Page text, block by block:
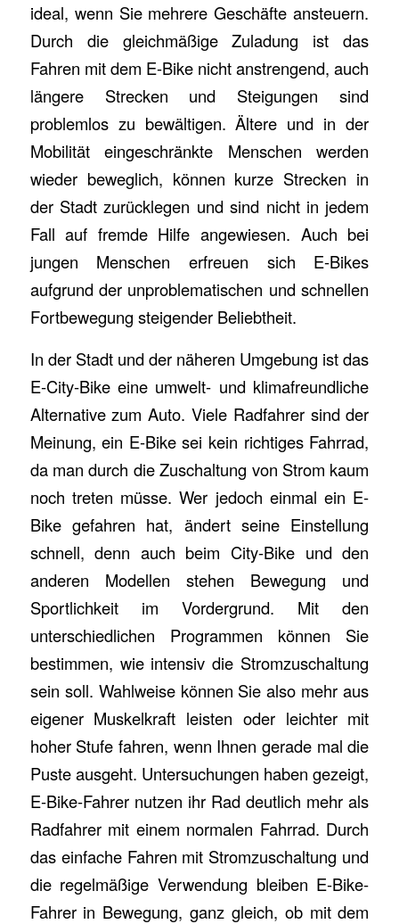
ideal, wenn Sie mehrere Geschäfte ansteuern.
Durch die gleichmäßige Zuladung ist das
Fahren mit dem E-Bike nicht anstrengend, auch
längere Strecken und Steigungen sind
problemlos zu bewältigen. Ältere und in der
Mobilität eingeschränkte Menschen werden
wieder beweglich, können kurze Strecken in
der Stadt zurücklegen und sind nicht in jedem
Fall auf fremde Hilfe angewiesen. Auch bei
jungen Menschen erfreuen sich E-Bikes
aufgrund der unproblematischen und schnellen
Fortbewegung steigender Beliebtheit.
In der Stadt und der näheren Umgebung ist das
E-City-Bike eine umwelt- und klimafreundliche
Alternative zum Auto. Viele Radfahrer sind der
Meinung, ein E-Bike sei kein richtiges Fahrrad,
da man durch die Zuschaltung von Strom kaum
noch treten müsse. Wer jedoch einmal ein E-
Bike gefahren hat, ändert seine Einstellung
schnell, denn auch beim City-Bike und den
anderen Modellen stehen Bewegung und
Sportlichkeit im Vordergrund. Mit den
unterschiedlichen Programmen können Sie
bestimmen, wie intensiv die Stromzuschaltung
sein soll. Wahlweise können Sie also mehr aus
eigener Muskelkraft leisten oder leichter mit
hoher Stufe fahren, wenn Ihnen gerade mal die
Puste ausgeht. Untersuchungen haben gezeigt,
E-Bike-Fahrer nutzen ihr Rad deutlich mehr als
Radfahrer mit einem normalen Fahrrad. Durch
das einfache Fahren mit Stromzuschaltung und
die regelmäßige Verwendung bleiben E-Bike-
Fahrer in Bewegung, ganz gleich, ob mit dem